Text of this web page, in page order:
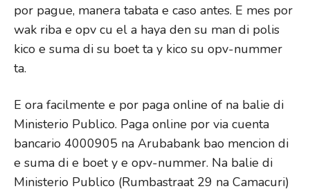
por pague, manera tabata e caso antes. E mes por
wak riba e opv cu el a haya den su man di polis
kico e suma di su boet ta y kico su opv-nummer
ta.
E ora facilmente e por paga online of na balie di
Ministerio Publico. Paga online por via cuenta
bancario 4000905 na Arubabank bao mencion di
e suma di e boet y e opv-nummer. Na balie di
Ministerio Publico (Rumbastraat 29 na Camacuri)